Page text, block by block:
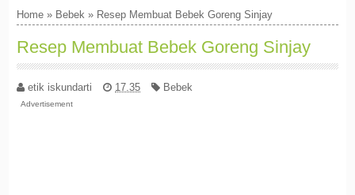
Home » Bebek » Resep Membuat Bebek Goreng Sinjay
Resep Membuat Bebek Goreng Sinjay
etik iskundarti 17.35 Bebek
Advertisement